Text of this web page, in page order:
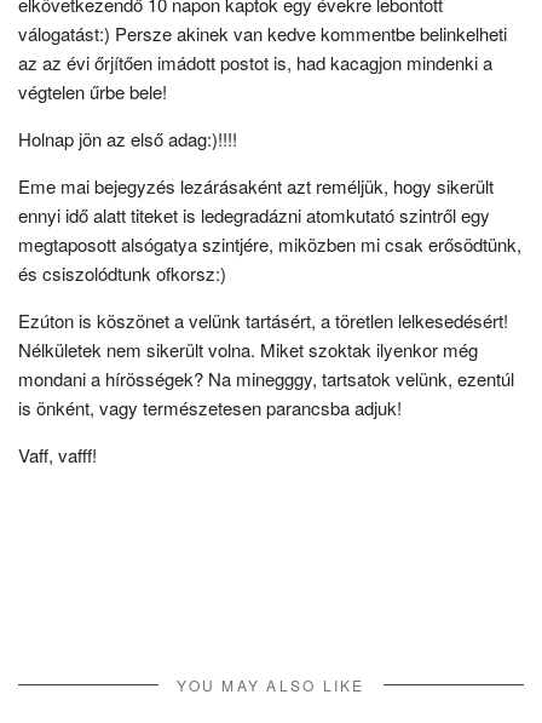
válogatást:) Persze akinek van kedve kommentbe belinkelheti
az az évi őrjítően imádott postot is, had kacagjon mindenki a
végtelen űrbe bele!
Holnap jön az első adag:)!!!!
Eme mai bejegyzés lezárásaként azt reméljük, hogy sikerült
ennyi idő alatt titeket is ledegradázni atomkutató szintről egy
megtaposott alsógatya szintjére, miközben mi csak erősödtünk,
és csiszolódtunk ofkorsz:)
Ezúton is köszönet a velünk tartásért, a töretlen lelkesedésért!
Nélkületek nem sikerült volna. Miket szoktak ilyenkor még
mondani a hírösségek? Na minegggy, tartsatok velünk, ezentúl
is önként, vagy természetesen parancsba adjuk!
Vaff, vafff!
YOU MAY ALSO LIKE